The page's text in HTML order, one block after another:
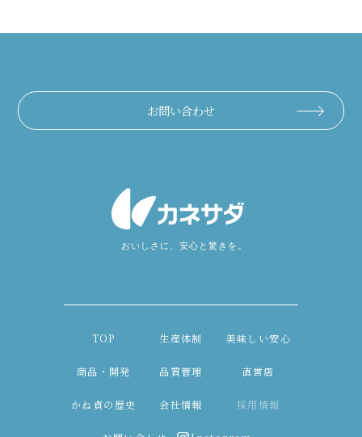
お問い合わせ
TOP 生産体制 美味しい安心
商品・開発 品質管理 直営店
かね貞の歴史 会社情報 採用情報